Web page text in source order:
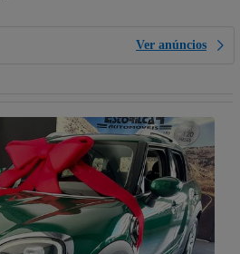
Ver anúncios